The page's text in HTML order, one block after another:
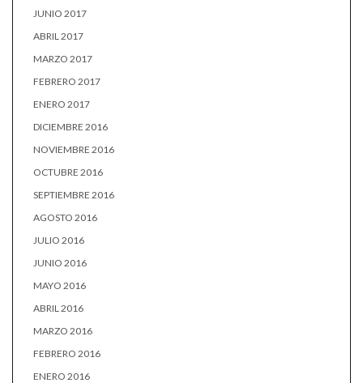
JUNIO 2017
ABRIL 2017
MARZO 2017
FEBRERO 2017
ENERO 2017
DICIEMBRE 2016
NOVIEMBRE 2016
OCTUBRE 2016
SEPTIEMBRE 2016
AGOSTO 2016
JULIO 2016
JUNIO 2016
MAYO 2016
ABRIL 2016
MARZO 2016
FEBRERO 2016
ENERO 2016